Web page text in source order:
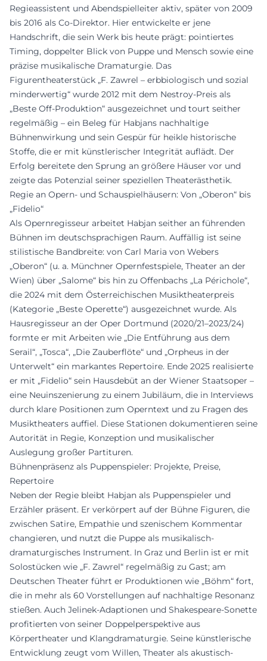
Regieassistent und Abendspielleiter aktiv, später von 2009
bis 2016 als Co-Direktor. Hier entwickelte er jene
Handschrift, die sein Werk bis heute prägt: pointiertes
Timing, doppelter Blick von Puppe und Mensch sowie eine
präzise musikalische Dramaturgie. Das
Figurentheaterstück „F. Zawrel – erbbiologisch und sozial
minderwertig“ wurde 2012 mit dem Nestroy-Preis als
„Beste Off-Produktion“ ausgezeichnet und tourt seither
regelmäßig – ein Beleg für Habjans nachhaltige
Bühnenwirkung und sein Gespür für heikle historische
Stoffe, die er mit künstlerischer Integrität auflädt. Der
Erfolg bereitete den Sprung an größere Häuser vor und
zeigte das Potenzial seiner speziellen Theaterästhetik.
Regie an Opern- und Schauspielhäusern: Von „Oberon“ bis
„Fidelio“
Als Opernregisseur arbeitet Habjan seither an führenden
Bühnen im deutschsprachigen Raum. Auffällig ist seine
stilistische Bandbreite: von Carl Maria von Webers
„Oberon“ (u. a. Münchner Opernfestspiele, Theater an der
Wien) über „Salome“ bis hin zu Offenbachs „La Périchole“,
die 2024 mit dem Österreichischen Musiktheaterpreis
(Kategorie „Beste Operette“) ausgezeichnet wurde. Als
Hausregisseur an der Oper Dortmund (2020/21–2023/24)
formte er mit Arbeiten wie „Die Entführung aus dem
Serail“, „Tosca“, „Die Zauberflöte“ und „Orpheus in der
Unterwelt“ ein markantes Repertoire. Ende 2025 realisierte
er mit „Fidelio“ sein Hausdebüt an der Wiener Staatsoper –
eine Neuinszenierung zu einem Jubiläum, die in Interviews
durch klare Positionen zum Operntext und zu Fragen des
Musiktheaters auffiel. Diese Stationen dokumentieren seine
Autorität in Regie, Konzeption und musikalischer
Auslegung großer Partituren.
Bühnenpräsenz als Puppenspieler: Projekte, Preise,
Repertoire
Neben der Regie bleibt Habjan als Puppenspieler und
Erzähler präsent. Er verkörpert auf der Bühne Figuren, die
zwischen Satire, Empathie und szenischem Kommentar
changieren, und nutzt die Puppe als musikalisch-
dramaturgisches Instrument. In Graz und Berlin ist er mit
Solostücken wie „F. Zawrel“ regelmäßig zu Gast; am
Deutschen Theater führt er Produktionen wie „Böhm“ fort,
die in mehr als 60 Vorstellungen auf nachhaltige Resonanz
stießen. Auch Jelinek-Adaptionen und Shakespeare-Sonette
profitierten von seiner Doppelperspektive aus
Körpertheater und Klangdramaturgie. Seine künstlerische
Entwicklung zeugt vom Willen, Theater als akustisch-